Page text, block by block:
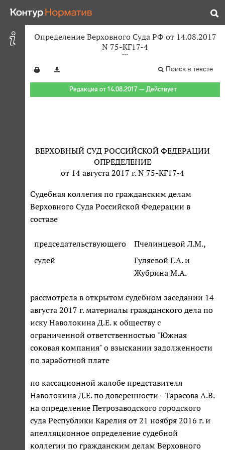
Определение Верховного Суда РФ от 14.08.2017
N 75-КГ17-4
Поиск в тексте
Редакция от 14.08.2017 — Действует
ВЕРХОВНЫЙ СУД РОССИЙСКОЙ ФЕДЕРАЦИИ
ОПРЕДЕЛЕНИЕ
от 14 августа 2017 г. N 75-КГ17-4
Судебная коллегия по гражданским делам
Верховного Суда Российской Федерации в
составе
председательствующего
Пчелинцевой Л.М.,
судей
Гуляевой Г.А. и
Жубрина М.А.
рассмотрела в открытом судебном заседании 14
августа 2017 г. материалы гражданского дела по
иску Наволокина Д.Е. к обществу с
ограниченной ответственностью "Южная
соковая компания" о взыскании задолженности
по заработной плате
по кассационной жалобе представителя
Наволокина Д.Е. по доверенности - Тарасова А.В.
на определение Петрозаводского городского
суда Республики Карелия от 21 ноября 2016 г. и
апелляционное определение судебной
коллегии по гражданским делам Верховного